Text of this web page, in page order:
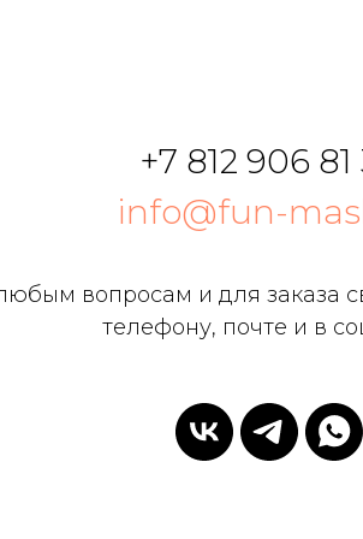
+7 812 906 81
info@fun-
вопросам и для заказа
телефону, почте и в